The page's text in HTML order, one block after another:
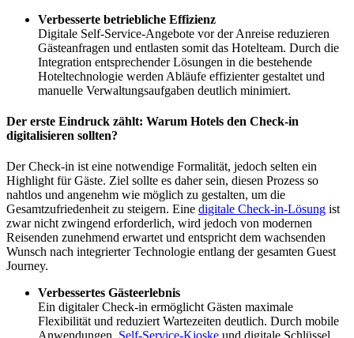
Verbesserte betriebliche Effizienz
Digitale Self-Service-Angebote vor der Anreise reduzieren
Gästeanfragen und entlasten somit das Hotelteam. Durch die
Integration entsprechender Lösungen in die bestehende
Hoteltechnologie werden Abläufe effizienter gestaltet und
manuelle Verwaltungsaufgaben deutlich minimiert.
Der erste Eindruck zählt: Warum Hotels den Check-in
digitalisieren sollten?
Der Check-in ist eine notwendige Formalität, jedoch selten ein
Highlight für Gäste. Ziel sollte es daher sein, diesen Prozess so
nahtlos und angenehm wie möglich zu gestalten, um die
Gesamtzufriedenheit zu steigern. Eine digitale Check-in-Lösung ist
zwar nicht zwingend erforderlich, wird jedoch von modernen
Reisenden zunehmend erwartet und entspricht dem wachsenden
Wunsch nach integrierter Technologie entlang der gesamten Guest
Journey.
Verbessertes Gästeerlebnis
Ein digitaler Check-in ermöglicht Gästen maximale
Flexibilität und reduziert Wartezeiten deutlich. Durch mobile